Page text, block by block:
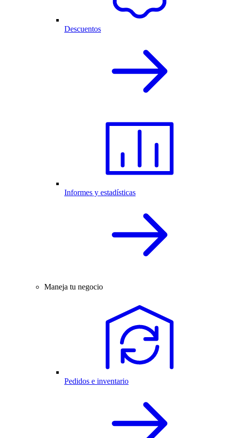
Descuentos
Informes y estadísticas
Maneja tu negocio
Pedidos e inventario